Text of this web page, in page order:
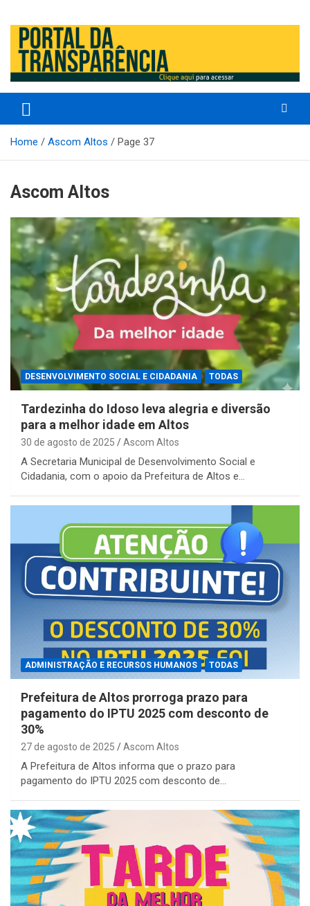
Prefeitura Municipal de Altos /
PI
Home Ascom Altos Page 37
Ascom Altos
DESENVOLVIMENTO SOCIAL E CIDADANIA TODAS
Tardezinha do Idoso leva alegria e diversão
para a melhor idade em Altos
30 de agosto de 2025 Ascom Altos
A Secretaria Municipal de Desenvolvimento Social e
Cidadania, com o apoio da Prefeitura de Altos e…
ADMINISTRAÇÃO E RECURSOS HUMANOS TODAS
Prefeitura de Altos prorroga prazo para
pagamento do IPTU 2025 com desconto de
30%
27 de agosto de 2025 Ascom Altos
A Prefeitura de Altos informa que o prazo para
pagamento do IPTU 2025 com desconto de…